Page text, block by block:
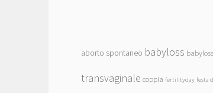
aborto spontaneo babyloss
transvaginale coppia fertilityday festa